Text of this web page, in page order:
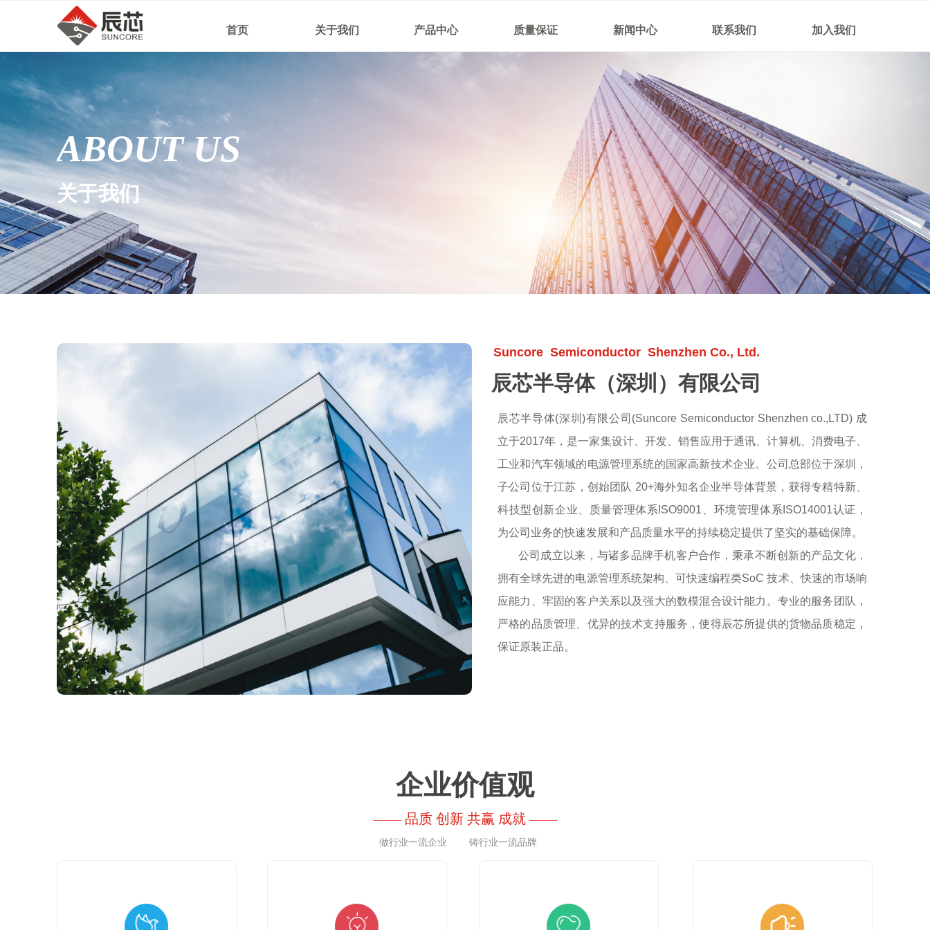
首页 关于我们 产品中心 质量保证 新闻中心 联系我们 加入我们
辰芯半导体（深圳）有限公司
Suncore Semiconductor Shenzhen Co., Ltd.
辰芯半导体(深圳)有限公司(Suncore Semiconductor Shenzhen co.,LTD) 成
立于2017年，是一家集设计、开发、销售应用于通讯、计算机、消费电子、
工业和汽车领域的电源管理系统的国家高新技术企业。公司总部位于深圳，
子公司位于江苏，创始团队 20+海外知名企业半导体背景，获得专精特新、
科技型创新企业、质量管理体系ISO9001、环境管理体系ISO14001认证，
为公司业务的快速发展和产品质量水平的持续稳定提供了坚实的基础保障。
公司成立以来，与诸多品牌手机客户合作，秉承不断创新的产品文化，
拥有全球先进的电源管理系统架构、可快速编程类SoC 技术、快速的市场响
应能力、牢固的客户关系以及强大的数模混合设计能力。专业的服务团队，
严格的品质管理、优异的技术支持服务，使得辰芯所提供的货物品质稳定，
保证原装正品。
ABOUT US
关于我们
企业价值观
—— 品质 创新 共赢 成就 ——
做行业一流企业 铸行业一流品牌